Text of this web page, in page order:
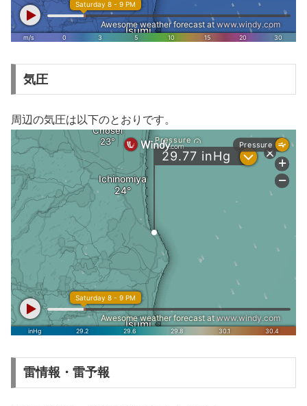
気圧
周辺の気圧は以下のとおりです。
雷情報・雷予報